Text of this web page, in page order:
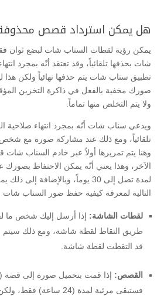
هل يمكن استرداد قصص
يمكن رؤية لقطات السناب شات لبضع ثوان
شات بحذفها تلقائياً، وقد تعتقد أنّه بمجرد
تطبيق سناب شات يتم حذفها نهائياً ولكن هذا
صورك مخفية بالفعل في ذاكرة التخزين
ولا يتم التخلص منها تماماً.
ويدعي سناب شات أنّه بمجرد انتهاء صلاحية
تلقائياً، ومع ذلك عند مشاركة صورة مع
وهنا يتم تمريرها أولاً عبر خادم السناب شات
الآخر، وهذا يعني أنّه يمكن الاحتفاظ
لمدة تصل إلى 30 يوماً، وبالإضافة
التالية لمعرفة كيفية حفظ صور السناب شات
لقطات الشاشة: إذا أرسل إليك شخص ما
طريق التقاط لقطة شاشة، ومع ذلك سيتم
قد التقطت لقطة شاشة.
القصص:
فستبقى مرئية لمدة (24